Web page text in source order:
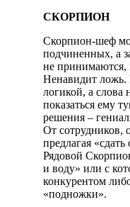
СКОРПИОН
Скорпион-шеф
подчиненных, а
не принимаются,
Ненавидит ложь.
логикой, а слова
показаться ему
решения –
От сотрудников,
предлагая
Рядовой
и воду» или с
конкурентом
«подножки».